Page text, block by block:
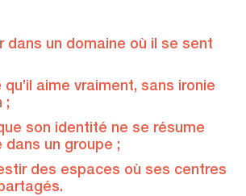
dans un domaine où il se sent
aime vraiment, sans ironie
;
son identité ne se résume
un groupe ;
des espaces où ses centres